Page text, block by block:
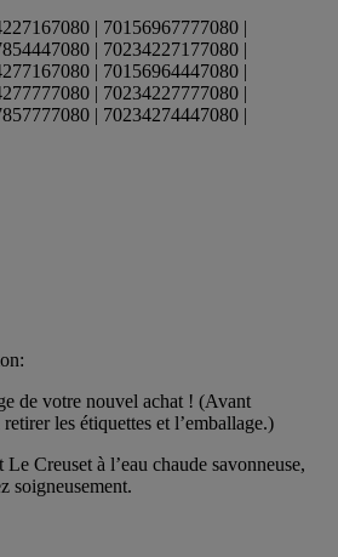
| 70156967777080 |
| 70234227177080 |
| 70156964447080 |
| 70234227777080 |
| 70234274447080 |
de votre nouvel achat ! (Avant
les étiquettes et l’emballage.)
Creuset à l’eau chaude savonneuse,
soigneusement.